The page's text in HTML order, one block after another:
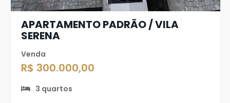
APARTAMENTO PADRÃO / VILA
SERENA
Venda
R$ 300.000,00
3 quartos